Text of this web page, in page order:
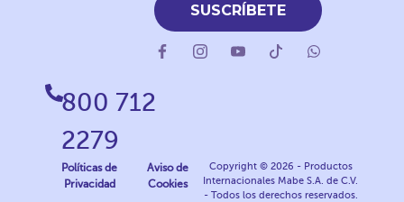
SUSCRÍBETE
800 712
2279
Políticas de
Privacidad
Aviso de
Cookies
Copyright © 2026 - Productos
Internacionales Mabe S.A. de C.V.
- Todos los derechos reservados.